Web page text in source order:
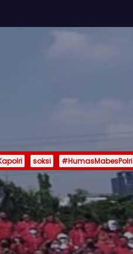
soksi #HumasMabesPolri